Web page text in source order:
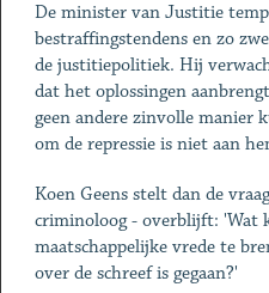
De minister van Justitie
bestraffingstendens en zo
de justitiepolitiek. Hij
dat het oplossingen
geen andere zinvolle manier
om de repressie is niet aan
Koen Geens stelt dan de
criminoloog - overblijft: 'Wat
maatschappelijke vrede te
over de schreef is gegaan?'